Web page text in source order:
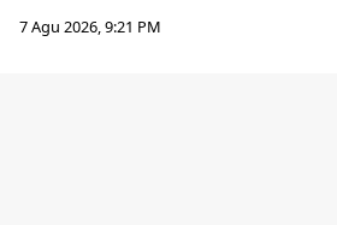
7 Agu 2026, 9:21 PM